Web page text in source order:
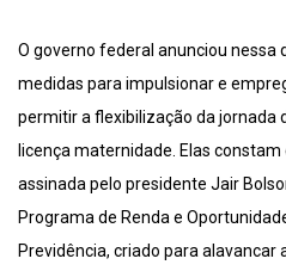
O governo federal anunciou
medidas para impulsionar e
permitir a flexibilização da jornada
licença maternidade. Elas
assinada pelo presidente Jair
Programa de Renda e
Previdência, criado para alavancar